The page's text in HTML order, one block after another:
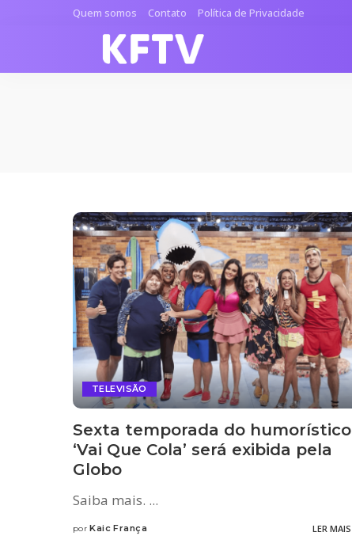
Quem somos Contato Política de Privacidade
TELEVISÃO
Sexta temporada do humorístico
‘Vai Que Cola’ será exibida pela
Globo
Saiba mais. ...
Posted
por Kaic França LER MAIS